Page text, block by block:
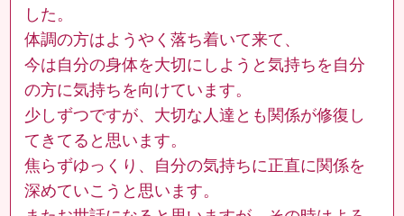
した。
体調の方はようやく落ち着いて来て、
今は自分の身体を大切にしようと気持ちを自分
の方に気持ちを向けています。
少しずつですが、大切な人達とも関係が修復し
てきてると思います。
焦らずゆっくり、自分の気持ちに正直に関係を
深めていこうと思います。